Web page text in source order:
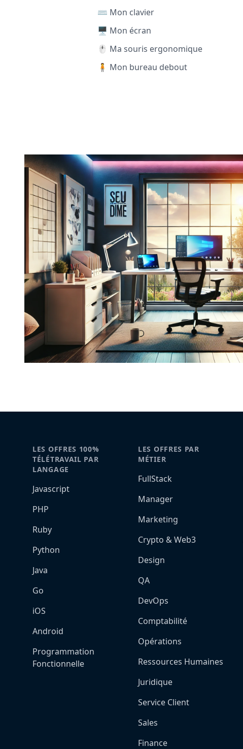
⌨️ Mon clavier
🖥️ Mon écran
🖱️ Ma souris ergonomique
🧍 Mon bureau debout
LES OFFRES 100%
TÉLÉTRAVAIL PAR
LANGAGE
Javascript
PHP
Ruby
Python
Java
Go
iOS
Android
Programmation
Fonctionnelle
LES OFFRES PAR
MÉTIER
FullStack
Manager
Marketing
Crypto & Web3
Design
QA
DevOps
Comptabilité
Opérations
Ressources Humaines
Juridique
Service Client
Sales
Finance